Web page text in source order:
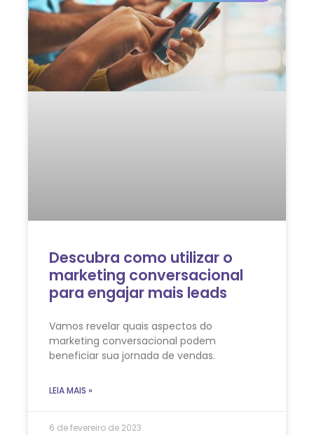
Descubra como utilizar o
marketing conversacional
para engajar mais leads
Vamos revelar quais aspectos do
marketing conversacional podem
beneficiar sua jornada de vendas.
LEIA MAIS »
6 de fevereiro de 2023